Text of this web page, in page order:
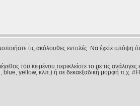
τις ακόλουθες εντολές. Να έχετε υπόψη
του κειμένου περικλείστε το με τις ανάλογες
yellow, κλπ.) ή σε δεκαεξαδική μορφή π.χ.